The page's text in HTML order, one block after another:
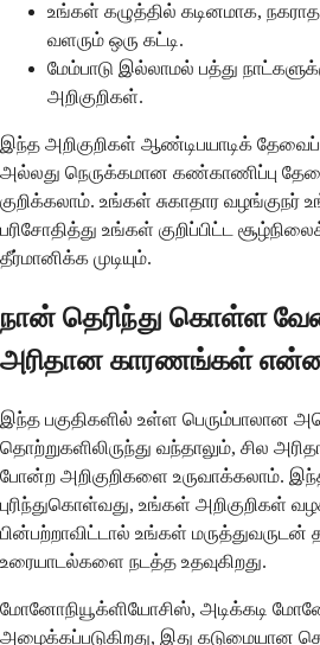
உங்கள் கழுத்தில் கடினமாக,
வளரும் ஒரு கட்டி.
மேம்பாடு இல்லாமல் பத்து
அறிகுறிகள்.
இந்த அறிகுறிகள் ஆண்டிபயாடிக்
அல்லது நெருக்கமான கண்காணிப்பு
குறிக்கலாம். உங்கள் சுகாதார
பரிசோதித்து உங்கள் குறிப்பிட்ட
தீர்மானிக்க முடியும்.
நான் தெரிந்து கொள்ள
அரிதான காரணங்கள்
இந்த பகுதிகளில் உள்ள பெரும்பாலான
தொற்றுகளிலிருந்து வந்தாலும், சில
போன்ற அறிகுறிகளை உருவாக்கலாம்.
புரிந்துகொள்வது, உங்கள் அறிகுறிகள்
பின்பற்றாவிட்டால் உங்கள் மருத்துவருடன்
உரையாடல்களை நடத்த உதவுகிறது.
மோனோநியூக்ளியோசிஸ், அடிக்கடி
அழைக்கப்படுகிறது, இது கடுமையான